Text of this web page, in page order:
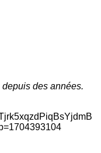
des années.